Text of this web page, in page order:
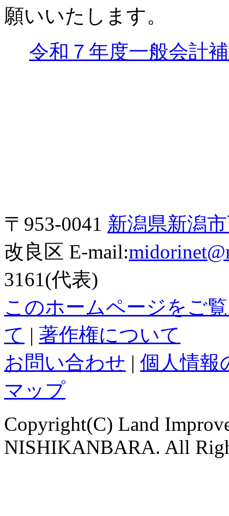
願いいたします。
令和７年度一般会計
〒953-0041 新潟県新潟
改良区 E-mail:
3161(代表)
このホームページをご
て | 著作権について
お問い合わせ | 個人情報
マップ
Copyright(C) Land
NISHIKANBARA. All